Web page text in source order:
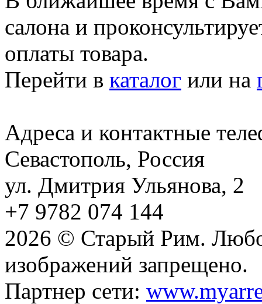
салона и
оплаты товара.
Перейти в каталог или на
Адреса и контактные
Севастополь, Россия
ул. Дмитрия Ульянова, 2
+7 9782 074 144
2026 © Старый Рим.
изображений запрещено.
Партнер сети: